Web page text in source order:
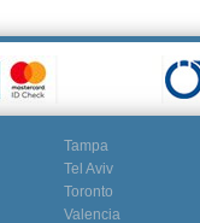
Tampa
Tel Aviv
Toronto
Valencia